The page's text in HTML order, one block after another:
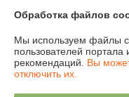
Полная версия сайта
Политика обработки
Обработка файлов
Мы используем файлы
пользователей
рекомендаций. Вы
отключить их.